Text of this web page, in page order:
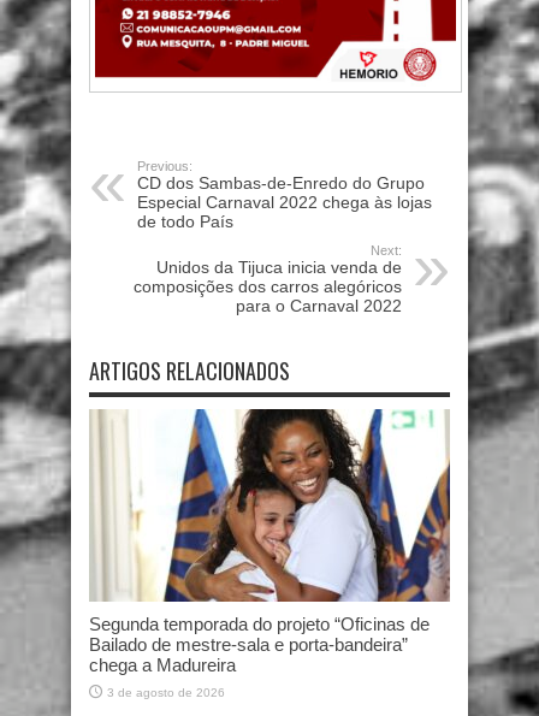
Previous:
CD dos Sambas-de-Enredo do Grupo
Especial Carnaval 2022 chega às lojas
de todo País
Next:
Unidos da Tijuca inicia venda de
composições dos carros alegóricos
para o Carnaval 2022
ARTIGOS RELACIONADOS
Segunda temporada do projeto “Oficinas de
Bailado de mestre-sala e porta-bandeira”
chega a Madureira
3 de agosto de 2026